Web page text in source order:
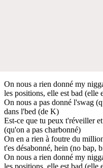
On nous a rien donné my
les positions, elle est bad (elle
On nous a pas donné l'swag
dans l'bed (de K)
Est-ce que tu peux t'réveiller
(qu'on a pas charbonné)
On en a rien à foutre du
t'es désabonné, hein (no bap,
On nous a rien donné my
les positions, elle est bad